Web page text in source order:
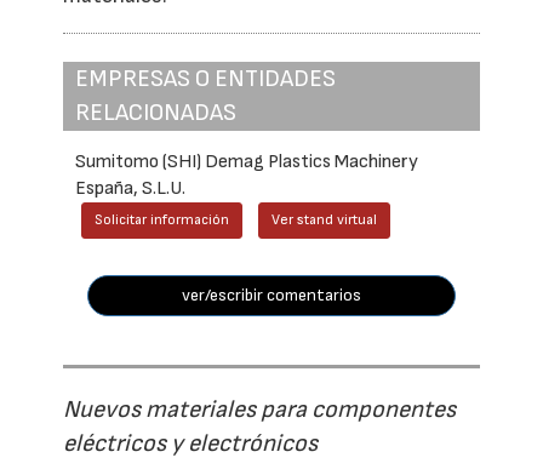
EMPRESAS O ENTIDADES
RELACIONADAS
Sumitomo (SHI) Demag Plastics Machinery
España, S.L.U.
Solicitar información Ver stand virtual
ver/escribir comentarios
Nuevos materiales para componentes
eléctricos y electrónicos